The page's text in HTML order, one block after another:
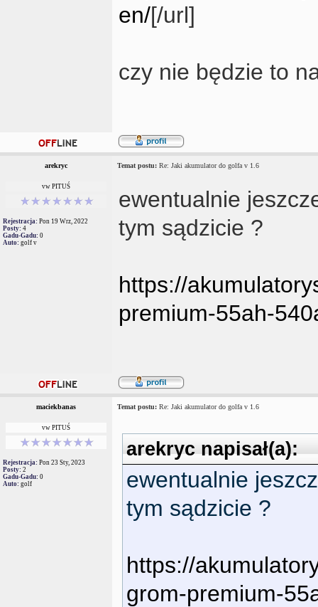
en/[/url]
czy nie będzie to
arekryc Temat postu: Re: Jaki akumulator do golfa v 1.6
vw PITUŚ
Rejestracja: Pon 19 Wrz, 2022
Posty: 4
Gadu-Gadu: 0
Auto: golf v
ewentualnie
tym sądzicie ?
https://
premium-55ah-
maciekbanas Temat postu: Re: Jaki akumulator do golfa v 1.6
vw PITUŚ
Rejestracja: Pon 23 Sty, 2023
Posty: 2
Gadu-Gadu: 0
Auto: golf
arekryc napisał(a):
ewentualnie
tym sądzicie ?
https://
grom-premium-